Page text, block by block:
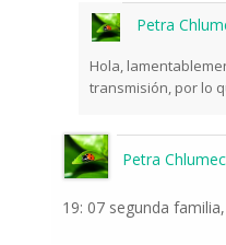
Petra
Hola,
transmisión, por lo
Petra
19: 07 segunda